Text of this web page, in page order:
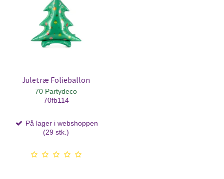
Juletræ Folieballon
70 Partydeco
70fb114
På lager i webshoppen
(29 stk.)